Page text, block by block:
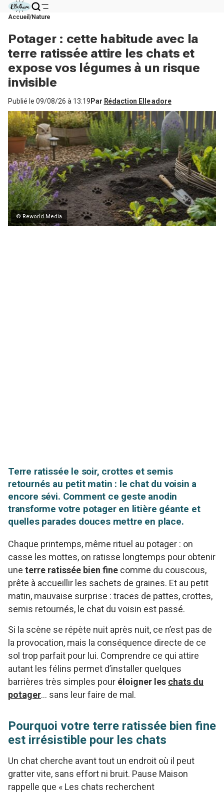
Accueil Nature
Potager : cette habitude avec la
terre ratissée attire les chats et
expose vos légumes à un risque
invisible
Publié le 09/08/26 à 13:19 Par Rédaction Elle adore
© Reworld Media
Terre ratissée le soir, crottes et semis
retournés au petit matin : le chat du voisin a
encore sévi. Comment ce geste anodin
transforme votre potager en litière géante et
quelles parades douces mettre en place.
Chaque printemps, même rituel au potager : on
casse les mottes, on ratisse longtemps pour obtenir
une terre ratissée bien fine comme du couscous,
prête à accueillir les sachets de graines. Et au petit
matin, mauvaise surprise : traces de pattes, crottes,
semis retournés, le chat du voisin est passé.
Si la scène se répète nuit après nuit, ce n’est pas de
la provocation, mais la conséquence directe de ce
sol trop parfait pour lui. Comprendre ce qui attire
autant les félins permet d’installer quelques
barrières très simples pour éloigner les chats du
potager… sans leur faire de mal.
Pourquoi votre terre ratissée bien fine
est irrésistible pour les chats
Un chat cherche avant tout un endroit où il peut
gratter vite, sans effort ni bruit. Pause Maison
rappelle que « Les chats recherchent